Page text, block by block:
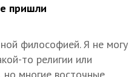
пришли
философией. Я не могу
то религии или
многие восточные